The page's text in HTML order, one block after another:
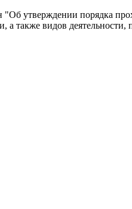
утверждении порядка
также видов